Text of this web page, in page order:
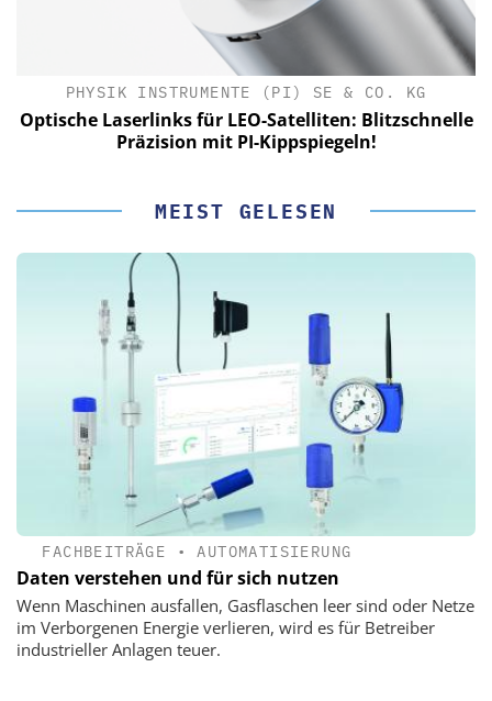
PHYSIK INSTRUMENTE (PI) SE & CO. KG
Optische Laserlinks für LEO-Satelliten: Blitzschnelle
Präzision mit PI-Kippspiegeln!
MEIST GELESEN
FACHBEITRÄGE •AUTOMATISIERUNG
Daten verstehen und für sich nutzen
Wenn Maschinen ausfallen, Gasflaschen leer sind oder Netze
im Verborgenen Energie verlieren, wird es für Betreiber
industrieller Anlagen teuer.